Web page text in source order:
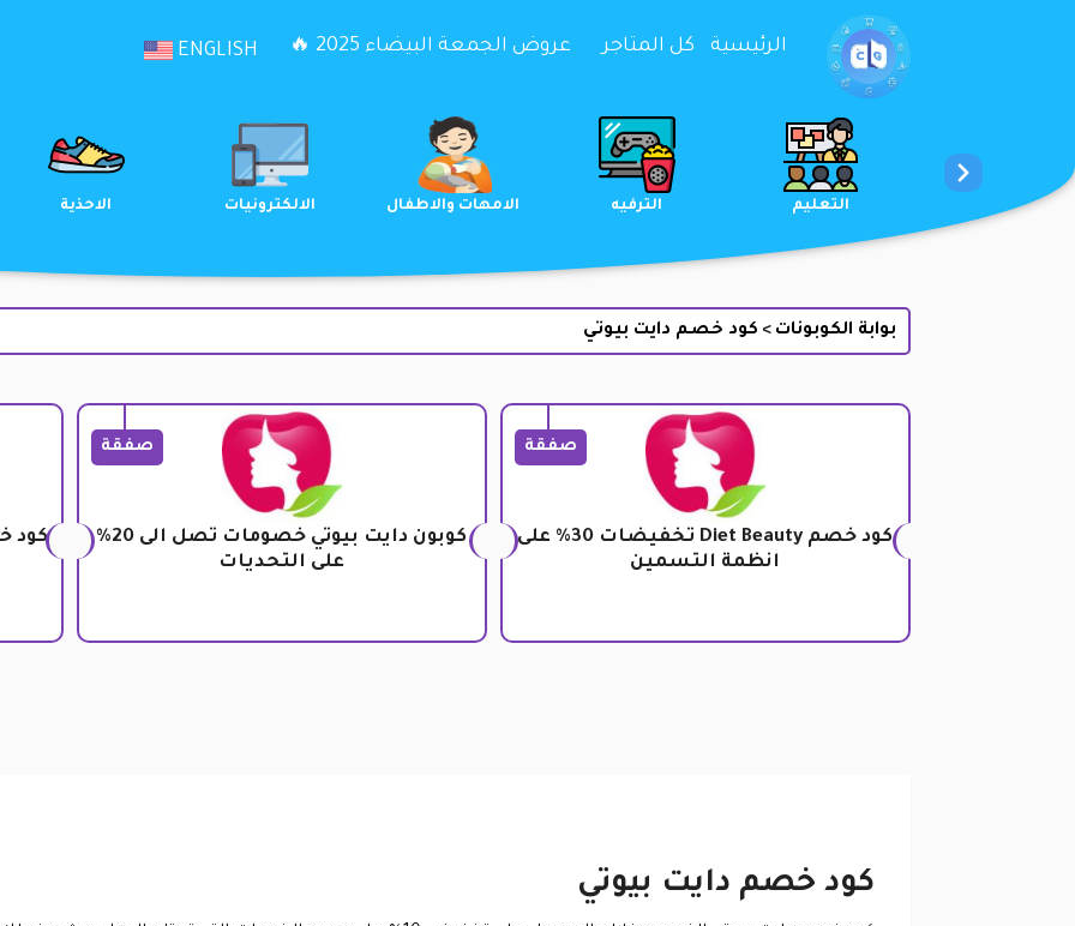
تخطي إلى المحتوى
الرئيسية كل المتاجر عروض الجمعة البيضاء 2025 🔥 ENGLISH
الالكترونيات الامهات والاطفال الترفيه التعليم الجمال والعناية الخدمات
بوابة الكوبونات > كود خصم دايت بيوتي
صفقة
كود خصم Diet Beauty تخفيضات 30% على
انظمة التسمين
صفقة
كوبون دايت بيوتي خصومات تصل الى 20%
على التحديات
كود خصم دايت بيوتي